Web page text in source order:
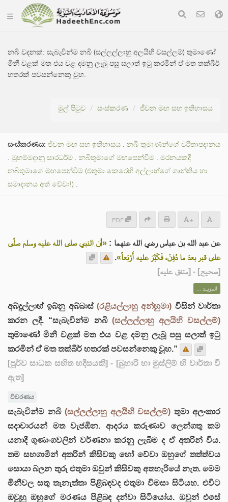
නබි වදනක්:සැබැවින්ම නබි (සල්ලල්ලාහු අලයිහි වසල්ලම්) තුමාණෝ
මිනී වළක් මත එය වළ දමනු ලැබූ පසු සලාත් ඉටු කරමින් ඒ මත තක්බීර්
හතරක් පවසන්නෙකු වූහ.
මුල් පිටුව සංස්කරණ ජීවන මඟ සහ ඉතිහාසය
සංස්කරණය: ජීවන මඟ සහ ඉතිහාසය . නබි තුමාණන්ගේ චරිතාපදානය
. මුහම්මදානු සාරධර්ම . නබිතුමාගේ මඟපෙන්වීම . මරනයකදී
නබිතුමාගේ මඟපෙන්වීම (එතුමා කෙරෙහි අල්ලාහ්ගේ ශාන්තිය හා
සමාදානය අත් වේවා!) .
PDF + -
عن عبد الله بن عباس رضي الله عنهما : «أن النبي صلى الله عليه وسلم صلَّى
على قبر بعدَ ما دُفِنَ، فَكَبَّرَ عليه أَرْبَعاً».
[صحيح] - [متفق عليه]
المزيــد ...
අබ්දුල්ලාහ් ඉබ්නු අබ්බාස් (රළියල්ලාහු අන්හුමා) විසින් වාර්තා
කරන ලදී. “සැබැවින්ම නබි (සල්ලල්ලාහු අලයිහි වසල්ලම්)
තුමාණෝ මිනී වළක් මත එය වළ දමනු ලැබූ පසු සලාත් ඉටු
කරමින් ඒ මත තක්බීර් හතරක් පවසන්නෙකු වූහ.”
[පූර්ව සාධක සහිත හදීසයකි] - [බුහාරි හා මුස්ලිම් හි වාර්තා වී
ඇත]
විවරණය
සැබැවින්ම නබි (සල්ලල්ලාහු අලයිහි වසල්ලම්) තුමා අලංකාර
සදාචාරයන් මත වැජඹින. ආදරය කරුණාව ලෙන්ගතු කම
යනාදී ගුණාංගවලින් වර්ණනා කරනු ලැබීම ද ඒ අතරින් විය.
තම සහගාමීන් අතරින් කිසිවකු හෝ වේවා ඔහුගේ තත්ත්වය
සොයා බලන තුරු එතුමා ඔවුන් කිසිවකු අතහැරියේ නැත. මෙම
මිනීවල සතු තැනැත්තා පිළිබඳවද එතුමා විමසා සිටියහ. එවිට
ඔවුහු ඔහුගේ මරණය පිළිබඳ දන්වා සිටියෝය. ඔවුන් එසේ